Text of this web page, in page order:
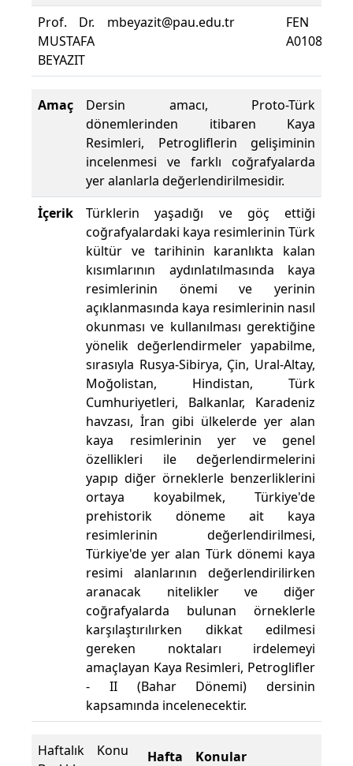
Prof. Dr.
MUSTAFA
BEYAZIT
mbeyazit@pau.edu.tr
FEN
A0108
Amaç
Dersin amacı, Proto-Türk
dönemlerinden itibaren Kaya
Resimleri, Petrogliflerin gelişiminin
incelenmesi ve farklı coğrafyalarda
yer alanlarla değerlendirilmesidir.
İçerik
Türklerin yaşadığı ve göç ettiği
coğrafyalardaki kaya resimlerinin Türk
kültür ve tarihinin karanlıkta kalan
kısımlarının aydınlatılmasında kaya
resimlerinin önemi ve yerinin
açıklanmasında kaya resimlerinin nasıl
okunması ve kullanılması gerektiğine
yönelik değerlendirmeler yapabilme,
sırasıyla Rusya-Sibirya, Çin, Ural-Altay,
Moğolistan, Hindistan, Türk
Cumhuriyetleri, Balkanlar, Karadeniz
havzası, İran gibi ülkelerde yer alan
kaya resimlerinin yer ve genel
özellikleri ile değerlendirmelerini
yapıp diğer örneklerle benzerliklerini
ortaya koyabilmek, Türkiye'de
prehistorik döneme ait kaya
resimlerinin değerlendirilmesi,
Türkiye'de yer alan Türk dönemi kaya
resimi alanlarının değerlendirilirken
aranacak nitelikler ve diğer
coğrafyalarda bulunan örneklerle
karşılaştırılırken dikkat edilmesi
gereken noktaları irdelemeyi
amaçlayan Kaya Resimleri, Petroglifler
- II (Bahar Dönemi) dersinin
kapsamında incelenecektir.
Haftalık Konu
Hafta Konular